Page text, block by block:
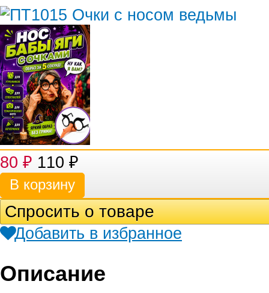
80 ₽ 110 ₽
Спросить о товаре
Добавить в избранное
Описание